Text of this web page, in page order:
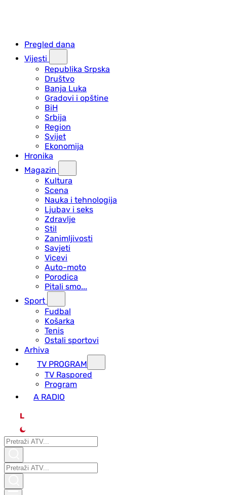
Pregled dana
Vijesti
Republika Srpska
Društvo
Banja Luka
Gradovi i opštine
BiH
Srbija
Region
Svijet
Ekonomija
Hronika
Magazin
Kultura
Scena
Nauka i tehnologija
Ljubav i seks
Zdravlje
Stil
Zanimljivosti
Savjeti
Vicevi
Auto-moto
Porodica
Pitali smo...
Sport
Fudbal
Košarka
Tenis
Ostali sportovi
Arhiva
TV PROGRAM
ТV Raspored
Program
A RADIO
L